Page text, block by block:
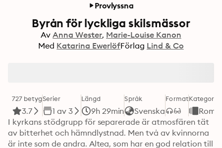
Provlyssna
Byrån för lyckliga skilsmässor
Av Anna Wester Marie-Louise Kanon
Med Katarina EwerlöfFörlag Lind & Co
727 betyg
3.7
Serier
1 av 3
Längd
9h 29min
Språk
Svenska
FormatKategori
I kyrkans stödgrupp för separerade är atmosfären tät
av bitterhet och hämndlystnad. Men två av kvinnorna
är inte som de andra. Altea, som har en god relation till